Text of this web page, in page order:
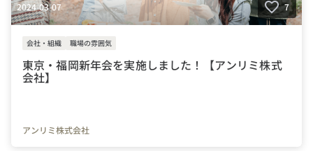
2024-03-07 7
会社・組織 職場の雰囲気
東京・福岡新年会を実施しました！【アンリミ株式
会社】
アンリミ株式会社